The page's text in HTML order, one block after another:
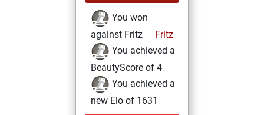
You won
against Fritz
Fritz
You achieved a
BeautyScore of 4
You achieved a
new Elo of 1631